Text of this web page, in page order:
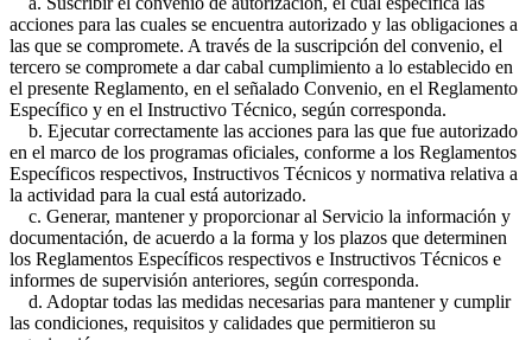
acciones para las cuales se encuentra autorizado y las obligaciones a
las que se compromete. A través de la suscripción del convenio, el
tercero se compromete a dar cabal cumplimiento a lo establecido en
el presente Reglamento, en el señalado Convenio, en el Reglamento
Específico y en el Instructivo Técnico, según corresponda.
b. Ejecutar correctamente las acciones para las que fue autorizado
en el marco de los programas oficiales, conforme a los Reglamentos
Específicos respectivos, Instructivos Técnicos y normativa relativa a
la actividad para la cual está autorizado.
c. Generar, mantener y proporcionar al Servicio la información y
documentación, de acuerdo a la forma y los plazos que determinen
los Reglamentos Específicos respectivos e Instructivos Técnicos e
informes de supervisión anteriores, según corresponda.
d. Adoptar todas las medidas necesarias para mantener y cumplir
las condiciones, requisitos y calidades que permitieron su